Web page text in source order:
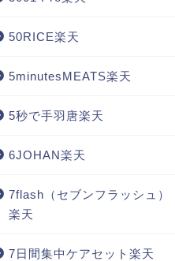
50RICE楽天
5minutesMEATS楽天
5秒で手羽唐楽天
6JOHAN楽天
7flash（セブンフラッシュ）
楽天
7日間集中ケアセット楽天